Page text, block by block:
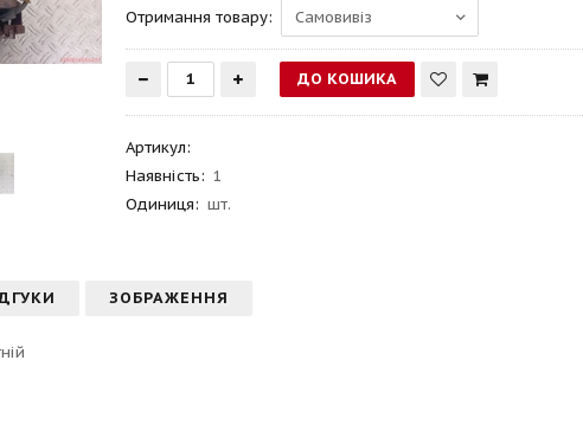
Отримання товару:
Артикул:
Наявність: 1
Одиниця: шт.
ЗОБРАЖЕННЯ